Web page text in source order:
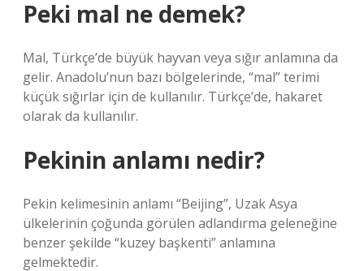
Peki mal ne demek?
Mal, Türkçe’de büyük hayvan veya sığır anlamına da
gelir. Anadolu’nun bazı bölgelerinde, “mal” terimi
küçük sığırlar için de kullanılır. Türkçe’de, hakaret
olarak da kullanılır.
Pekinin anlamı nedir?
Pekin kelimesinin anlamı “Beijing”, Uzak Asya
ülkelerinin çoğunda görülen adlandırma geleneğine
benzer şekilde “kuzey başkenti” anlamına
gelmektedir.